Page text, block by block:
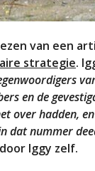
van een
strategie.
en de
over hadden,
dat nummer
Iggy zelf.